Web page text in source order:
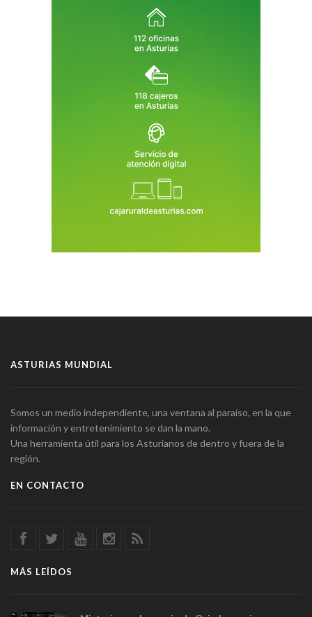
ASTURIAS MUNDIAL
Somos un medio independiente, una ventana al paraíso, en la que
información y entretenimiento se dan la mano.
Una herramienta útil para los Asturianos de dentro y fuera de la
región.
EN CONTACTO
MÁS LEÍDOS